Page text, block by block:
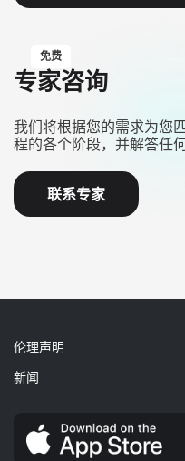
免费
专家咨询
我们将根据您的需求为您
程的各个阶段，并解答任
联系专家
伦理声明
新闻